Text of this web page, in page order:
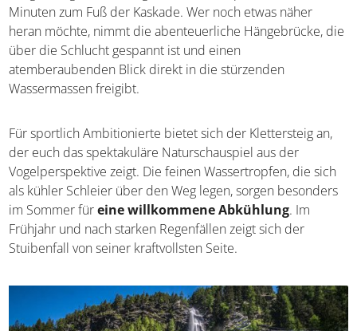
Stuibenfallder größte Katarakt in Tirolund zugleich
einer der schönsten Orte im Ötztal. Schon die Anreise ist
ein Erlebnis: Ein gut ausgebauter Weg führt vom Parkplatz
in etwa zehn Minuten zum Fuß der Kaskade. Wer noch
etwas näher heran möchte, nimmt die abenteuerliche
einen atemberaubenden Blick direkt in die stürzenden
Wassermassen freigibt.
Für sportlich Ambitionierte bietet sich der Klettersteig an,
der euch das spektakuläre Naturschauspiel aus der
Vogelperspektive zeigt. Die feinen Wassertropfen, die
sich als kühler Schleier über den Weg legen, sorgen
. Im Frühjahr und nach starken Regenfällen
zeigt sich der Stuibenfall von seiner kraftvollsten Seite.